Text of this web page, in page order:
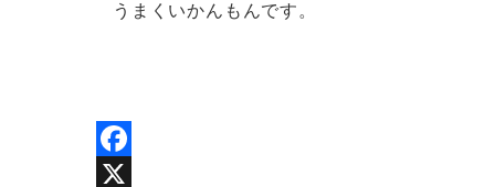
うまくいかんもんです。
Facebook